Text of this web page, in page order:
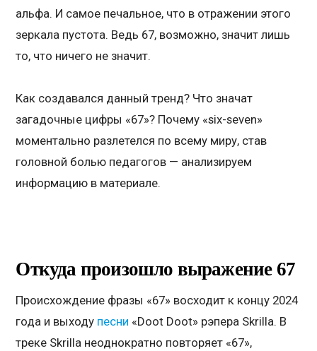
альфа. И самое печальное, что в отражении этого
зеркала пустота. Ведь 67, возможно, значит лишь
то, что ничего не значит.
Как создавался данный тренд? Что значат
загадочные цифры «67»? Почему «six-seven»
моментально разлетелся по всему миру, став
головной болью педагогов — анализируем
информацию в материале.
Откуда произошло выражение 67
Происхождение фразы «67» восходит к концу 2024
года и выходу песни «Doot Doot» рэпера Skrilla. В
треке Skrilla неоднократно повторяет «67»,